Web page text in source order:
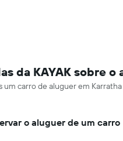
da KAYAK sobre
carro de aluguer em
o aluguer de um carro